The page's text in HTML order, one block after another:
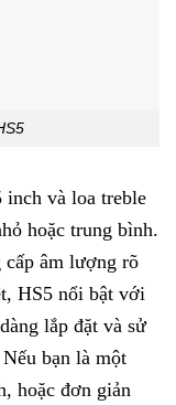
inch và loa treble
hoặc trung bình.
cấp âm lượng rõ
HS5 nổi bật với
lắp đặt và sử
bạn là một
hoặc đơn giản